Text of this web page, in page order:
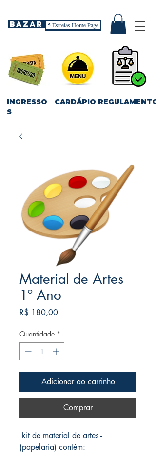
INGRESSO
S
CARDÁPIO REGULAMENTO
Bazar 5 Estrelas Home Page
Material de Artes
1º Ano
R$ 180,00Preço
Quantidade *
Adicionar ao carrinho
Comprar
kit de material de artes -
(papelaria) contém: